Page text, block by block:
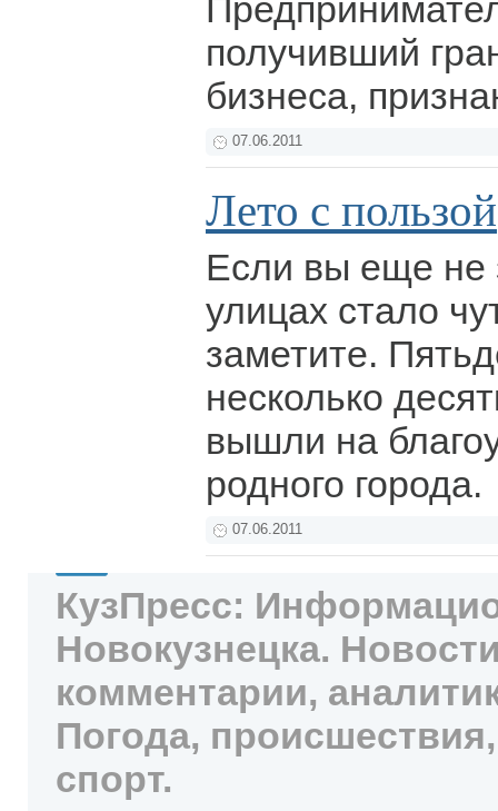
получивший
бизнеса,
07.06.2011
Лето с пользой
Если вы еще не
улицах стало
заметите.
несколько
вышли на
родного города.
07.06.2011
КузПресс:
Новокузнецка.
комментарии,
Погода,
спорт.